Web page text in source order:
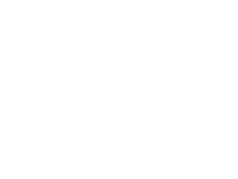
how the website is used and to offer